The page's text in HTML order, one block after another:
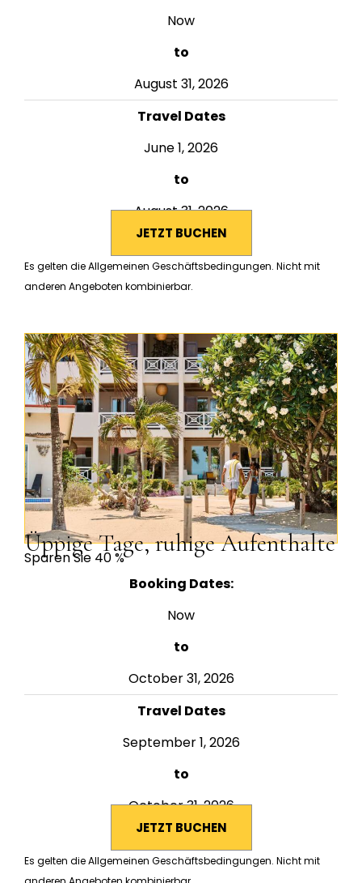
Now
to
August 31, 2026
Travel Dates
June 1, 2026
to
August 31, 2026
JETZT BUCHEN
Es gelten die Allgemeinen Geschäftsbedingungen. Nicht mit
anderen Angeboten kombinierbar.
Üppige Tage, ruhige Aufenthalte
Sparen Sie 40 %
Booking Dates:
Now
to
October 31, 2026
Travel Dates
September 1, 2026
to
October 31, 2026
JETZT BUCHEN
Es gelten die Allgemeinen Geschäftsbedingungen. Nicht mit